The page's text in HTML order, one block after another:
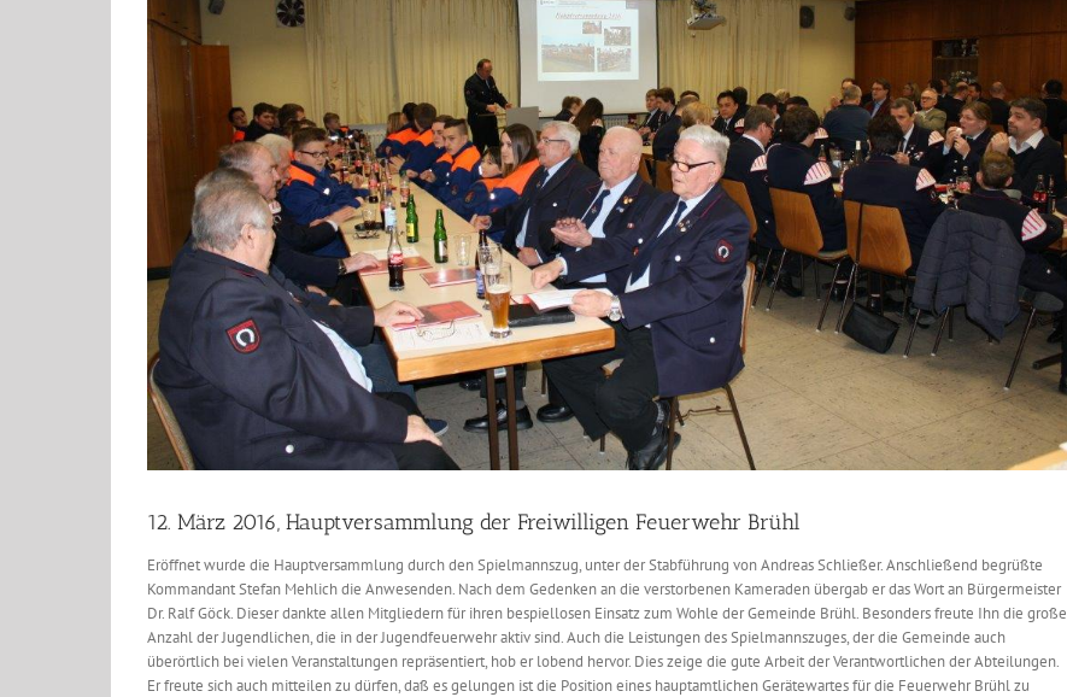
12. März 2016, Hauptversammlung der Freiwilligen Feuerwehr Brühl
Eröffnet wurde die Hauptversammlung durch den Spielmannszug, unter der Stabführung von Andreas Schließer. Anschließend begrüßte
Kommandant Stefan Mehlich die Anwesenden. Nach dem Gedenken an die verstorbenen Kameraden übergab er das Wort an Bürgermeister
Dr. Ralf Göck. Dieser dankte allen Mitgliedern für ihren bespiellosen Einsatz zum Wohle der Gemeinde Brühl. Besonders freute Ihn die große
Anzahl der Jugendlichen, die in der Jugendfeuerwehr aktiv sind. Auch die Leistungen des Spielmannszuges, der die Gemeinde auch
überörtlich bei vielen Veranstaltungen repräsentiert, hob er lobend hervor. Dies zeige die gute Arbeit der Verantwortlichen der Abteilungen.
Er freute sich auch mitteilen zu dürfen, daß es gelungen ist die Position eines hauptamtlichen Gerätewartes für die Feuerwehr Brühl zu